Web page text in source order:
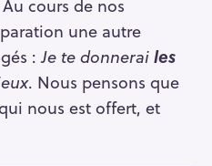
Au cours de nos
une autre
:Je te donnerailes
. Nous pensons que
nous est offert, et